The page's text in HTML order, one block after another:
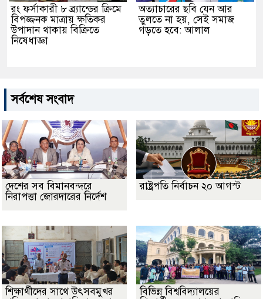
রং ফর্সাকারী ৮ ব্র্যান্ডের ক্রিমে
বিপজ্জনক মাত্রায় ক্ষতিকর
উপাদান থাকায় বিক্রিতে
নিষেধাজ্ঞা
অত্যাচারের ছবি যেন আর
তুলতে না হয়, সেই সমাজ
গড়তে হবে: আলাল
সর্বশেষ সংবাদ
দেশের সব বিমানবন্দরে
নিরাপত্তা জোরদারের নির্দেশ
রাষ্ট্রপতি নির্বাচন ২০ আগস্ট
শিক্ষার্থীদের সাথে উৎসবমুখর
বিভিন্ন বিশ্ববিদ্যালয়ের